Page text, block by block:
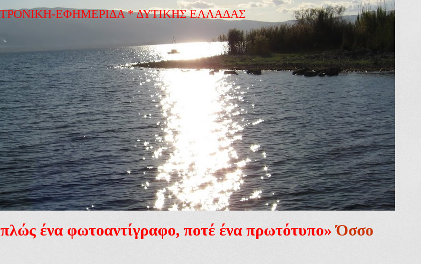
ΕΦΗΜΕΡΙΔΑ * ΔΥΤΙΚΗΣ ΕΛΛΑΔΑΣ
ένα φωτοαντίγραφο, ποτέ ένα πρωτότυπο» Όσσο